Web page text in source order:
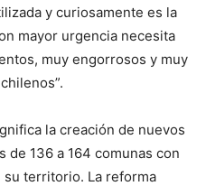
y curiosamente es la
mayor urgencia necesita
muy engorrosos y muy
la creación de nuevos
de 136 a 164 comunas con
territorio. La reforma